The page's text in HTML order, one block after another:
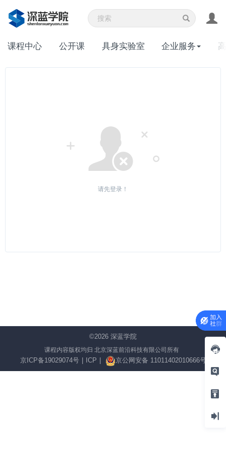
课程中心 公开课 具身实验室 企业服务
请先登录！
©2026 深蓝学院
课程内容版权均归 北京深蓝前沿科技有限公司所有
京ICP备19029074号 ICP 京公网安备 11011402010666号